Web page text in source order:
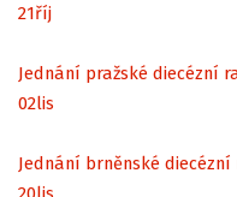
21říj
Jednání pražské diecézní
02lis
Jednání brněnské diecézní